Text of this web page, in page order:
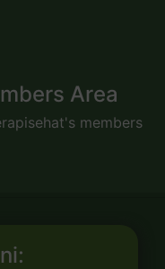
Area
members